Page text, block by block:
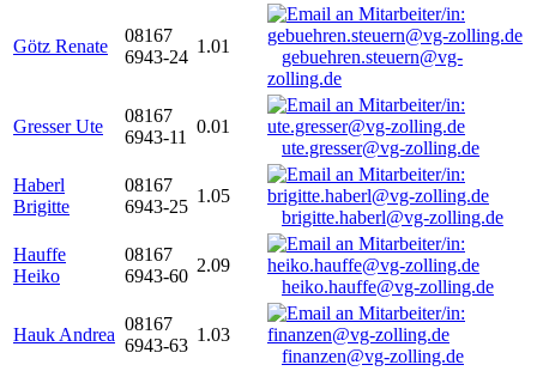
Götz Renate
08167
6943-24
1.01
gebuehren.steuern@vg-
zolling.de
Gresser Ute
08167
6943-11
0.01
ute.gresser@vg-zolling.de
Haberl
Brigitte
08167
6943-25
1.05
brigitte.haberl@vg-zolling.de
Hauffe
Heiko
08167
6943-60
2.09
heiko.hauffe@vg-zolling.de
Hauk Andrea
08167
6943-63
1.03
finanzen@vg-zolling.de